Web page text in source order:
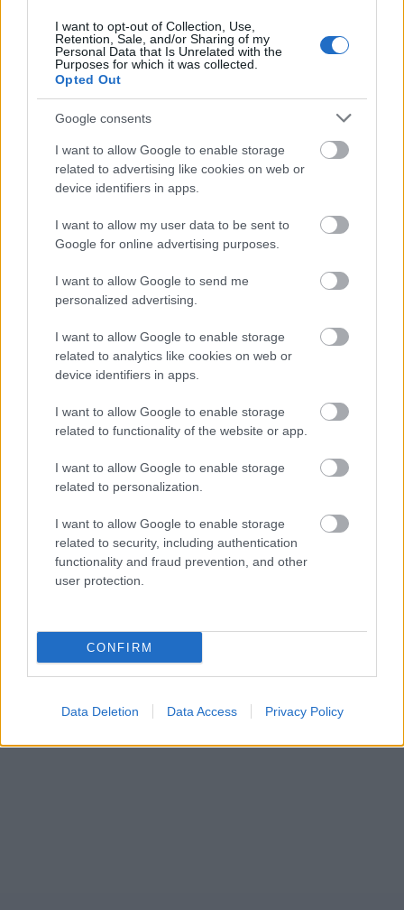
I want to opt-out of Collection, Use,
Retention, Sale, and/or Sharing of my
Personal Data that Is Unrelated with the
Purposes for which it was collected.
Opted Out
Google consents
I want to allow Google to enable storage
related to advertising like cookies on web or
device identifiers in apps.
I want to allow my user data to be sent to
Google for online advertising purposes.
I want to allow Google to send me
personalized advertising.
I want to allow Google to enable storage
related to analytics like cookies on web or
device identifiers in apps.
I want to allow Google to enable storage
related to functionality of the website or app.
I want to allow Google to enable storage
related to personalization.
I want to allow Google to enable storage
related to security, including authentication
functionality and fraud prevention, and other
user protection.
CONFIRM
Data Deletion Data Access Privacy Policy
figyelmeztetnek a titkosszolgálatok
HÍREK 7 órája
Heaven Street Seven: nézz vissza, és nézd
vissza!
orosz határon: 3 civil halott, 13 sebesült